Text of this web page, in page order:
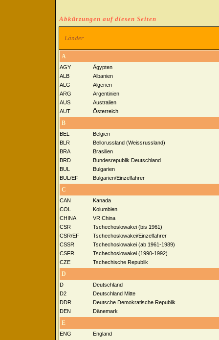
Abkürzungen auf diesen Seiten
Länder
A
AGY
Ägypten
ALB
Albanien
ALG
Algerien
ARG
Argentinien
AUS
Australien
AUT
Österreich
B
BEL
Belgien
BLR
Bellorussland (Weissrussland)
BRA
Brasilien
BRD
Bundesrepublik Deutschland
BUL
Bulgarien
BUL/EF
Bulgarien/Einzelfahrer
C
CAN
Kanada
COL
Kolumbien
CHINA
VR China
CSR
Tschechoslowakei (bis 1961)
CSR/EF
Tschechoslowakei/Einzelfahrer
CSSR
Tschechoslowakei (ab 1961-1989)
CSFR
Tschechoslowakei (1990-1992)
CZE
Tschechische Republik
D
D
Deutschland
D2
Deutschland Mitte
DDR
Deutsche Demokratische Republik
DEN
Dänemark
E
ENG
England